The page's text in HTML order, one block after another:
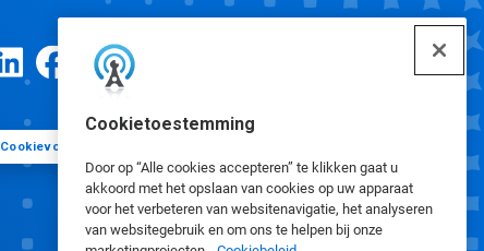
Cookietoestemming
Door op “Alle cookies accepteren” te klikken gaat u
akkoord met het opslaan van cookies op uw apparaat
voor het verbeteren van websitenavigatie, het analyseren
van websitegebruik en om ons te helpen bij onze
Cookievoorkeuren